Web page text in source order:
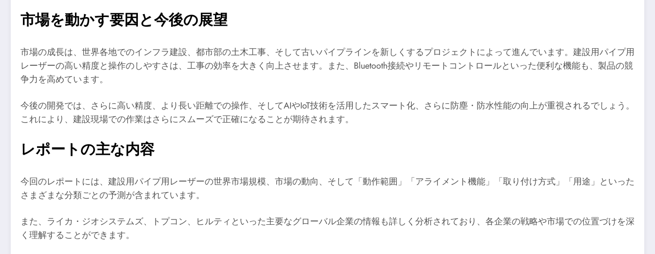
市場を動かす要因と今後の展望
市場の成長は、世界各地でのインフラ建設、都市部の土木工事、そして古いパイプラインを新しくするプロジェクトによって進んでいます。建設用パイプ用
レーザーの高い精度と操作のしやすさは、工事の効率を大きく向上させます。また、Bluetooth接続やリモートコントロールといった便利な機能も、製品の競
争力を高めています。
今後の開発では、さらに高い精度、より長い距離での操作、そしてAIやIoT技術を活用したスマート化、さらに防塵・防水性能の向上が重視されるでしょう。
これにより、建設現場での作業はさらにスムーズで正確になることが期待されます。
レポートの主な内容
今回のレポートには、建設用パイプ用レーザーの世界市場規模、市場の動向、そして「動作範囲」「アライメント機能」「取り付け方式」「用途」といった
さまざまな分類ごとの予測が含まれています。
また、ライカ・ジオシステムズ、トプコン、ヒルティといった主要なグローバル企業の情報も詳しく分析されており、各企業の戦略や市場での位置づけを深
く理解することができます。